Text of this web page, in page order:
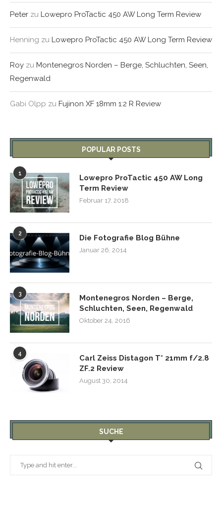
Peter zu Lowepro ProTactic 450 AW Long Term Review
Henning zu Lowepro ProTactic 450 AW Long Term Review
Roy zu Montenegros Norden – Berge, Schluchten, Seen,
Regenwald
Gabi Olpp zu Fujinon XF 18mm 1:2 R Review
POPULAR POSTS
1
Lowepro ProTactic 450 AW Long
Term Review
Februar 17, 2018
2 Die Fotografie Blog Bühne
Januar 26, 2014
3
Montenegros Norden – Berge,
Schluchten, Seen, Regenwald
Oktober 24, 2016
4
Carl Zeiss Distagon T* 21mm f/2.8
ZF.2 Review
August 30, 2014
SUCHE